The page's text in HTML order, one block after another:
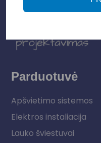
Parduotuvė
Apšvietimo sistemos
Elektros instaliacija
Lauko šviestuvai